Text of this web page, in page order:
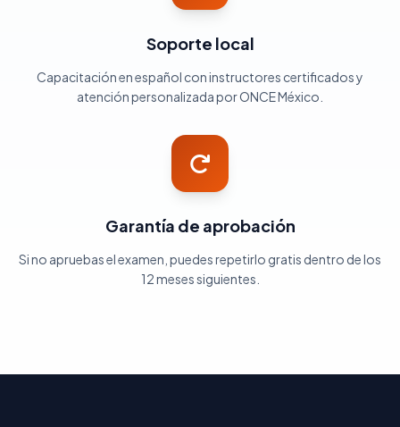
Soporte local
Capacitación en español con instructores certificados y
atención personalizada por ONCE México.
Garantía de aprobación
Si no apruebas el examen, puedes repetirlo gratis dentro de los
12 meses siguientes.